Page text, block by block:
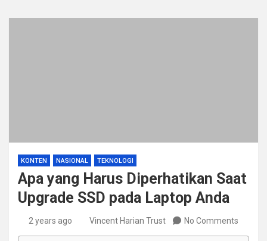
KONTEN NASIONAL TEKNOLOGI
Apa yang Harus Diperhatikan Saat
Upgrade SSD pada Laptop Anda
2 years ago Vincent Harian Trust No Comments